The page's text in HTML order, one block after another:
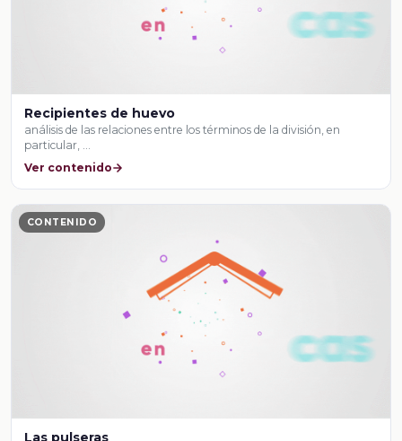
Recipientes de huevo
análisis de las relaciones entre los términos de la división, en
particular, …
Ver contenido
CONTENIDO
Las pulseras